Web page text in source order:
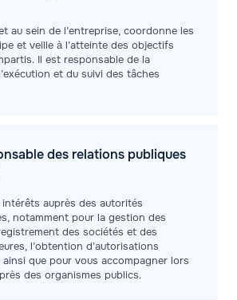
au sein de l’entreprise, coordonne les
et veille à l’atteinte des objectifs
Il est responsable de la
et du suivi des tâches
des relations publiques
auprès des autorités
notamment pour la gestion des
des sociétés et des
l’obtention d’autorisations
que pour vous accompagner lors
des organismes publics.